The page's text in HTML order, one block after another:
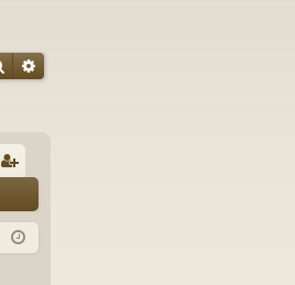
ПоискРасширенный поиск
ис